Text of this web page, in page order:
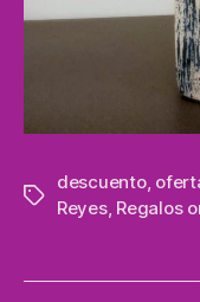
Etiquetas
descuento,
Reyes, Regalos